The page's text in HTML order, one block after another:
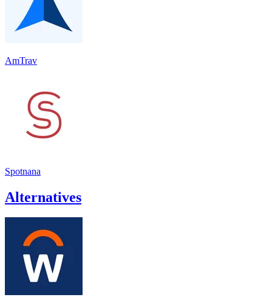
AmTrav
Spotnana
Alternatives